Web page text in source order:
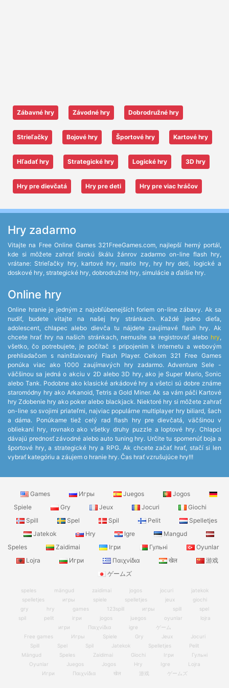
Zábavné hry Závodné hry Dobrodružné hry
Strieľačky Bojové hry Športové hry Kartové hry
Hľadať hry Strategické hry Logické hry 3D hry
Hry pre dievčatá Hry pre deti Hry pre viac hráčov
Hry zadarmo
Vitajte na Free Online Games 321FreeGames.com, najlepší herný portál,
kde si môžete zahrať širokú škálu žánrov zadarmo on-line flash hry,
vrátane: Strieľačky hry, kartové hry, mario hry, hry hry deti, logické a
doskové hry, strategické hry, dobrodružné hry, simulácie a ďalšie hry.
Online hry
Online hranie je jedným z najobľúbenejších foriem on-line zábavy. Ak sa
nudiť, budete vitajte na našej hry stránkach. Každé jedno dieťa,
adolescent, chlapec alebo dievča tu nájdete zaujímavé flash hry. Ak
chcete hrať hry na našich stránkach, nemusíte sa registrovať alebo hry,
všetko, čo potrebujete, je počítač s pripojením k internetu a webovým
prehliadačom s nainštalovaný Flash Player. Celkom 321 Free Games
ponúka viac ako 1000 zaujímavých hry zadarmo. Adventure Sele -
väčšinou sa jedná o akciu v 2D alebo 3D hry, ako je Super Mario, Sonic
alebo Tank. Podobne ako klasické arkádové hry a všetci sú dobre známe
staromódny hry ako Arkanoid, Tetris a Gold Miner. Ak sa vám páči Kartové
hry Zdobenie hry ako poker alebo blackjack. Niektoré hry si môžete zahrať
on-line so svojimi priateľmi, najviac populárne multiplayer hry biliard, šach
a dáma. Ponúkame tiež celý rad flash hry pre dievčatá, väčšinou v
obliekaní hry, rovnako ako všetky druhy puzzle a loptové hry. Chlapci
dávajú prednosť závodné alebo auto tuning hry. Určite tu spomenúť boja a
športové hry, a strategické hry a RPG. Ak chcete začať hrať, stačí si len
vybrať kategóriu a záujem o hranie hry. Čas hrať vzrušujúce hry!!!
Games Игры Juegos
Jogos
Spiele
Gry Jeux Jocuri
Giochi
Spill
Spel Spil Pelit
Spelletjes
Jatekok
Hry Igre
Mangud
Speles
Zaidimai Ігри Гульні
Oyunlar
Lojra
Игри Παιχνίδια खेल
游戏
ゲームズ
speles mängud zaidimai jogos jocuri
jatekok
spelletjes
игры spiele spelletjes jeux
giochi
gry
hry games 123spill игры spill
spel
spil
pelit ігри jogos juegos oyunlar
lojra
игри
Παιχνίδια igre
ゲーム
Free games
Игры Spiele Gry Jeux
Jocuri
Spill
Spel Spil Jatekok Spelletjes
Pelit
Mängud
Speles Zaidimai Giochi Ігри
Гульні
Oyunlar
Juegos Jogos Hry Igre
Lojra
Игри
Παιχνίδια खेल 游戏 ゲームズ